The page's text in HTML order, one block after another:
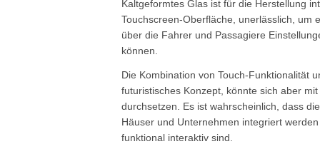
Kaltgeformtes Glas ist für die Herstellung
Touchscreen-Oberfläche, unerlässlich, um
über die Fahrer und Passagiere
können.
Die Kombination von Touch-Funktionalität
futuristisches Konzept, könnte sich aber
durchsetzen. Es ist wahrscheinlich, dass
Häuser und Unternehmen integriert
funktional interaktiv sind.